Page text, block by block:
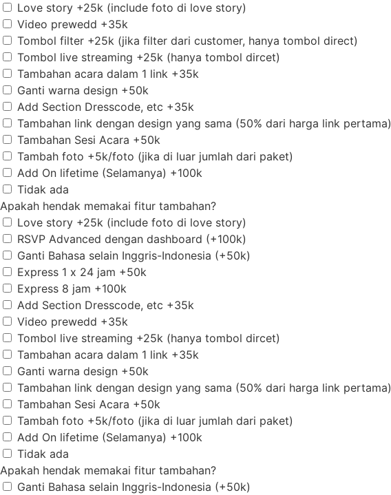
Love story +25k (include foto di love story)
Video prewedd +35k
Tombol filter +25k (jika filter dari customer, hanya tombol direct)
Tombol live streaming +25k (hanya tombol dircet)
Tambahan acara dalam 1 link +35k
Ganti warna design +50k
Add Section Dresscode, etc +35k
Tambahan link dengan design yang sama (50% dari harga link pertama)
Tambahan Sesi Acara +50k
Tambah foto +5k/foto (jika di luar jumlah dari paket)
Add On lifetime (Selamanya) +100k
Tidak ada
Apakah hendak memakai fitur tambahan?
Love story +25k (include foto di love story)
RSVP Advanced dengan dashboard (+100k)
Ganti Bahasa selain Inggris-Indonesia (+50k)
Express 1 x 24 jam +50k
Express 8 jam +100k
Add Section Dresscode, etc +35k
Video prewedd +35k
Tombol live streaming +25k (hanya tombol dircet)
Tambahan acara dalam 1 link +35k
Ganti warna design +50k
Tambahan link dengan design yang sama (50% dari harga link pertama)
Tambahan Sesi Acara +50k
Tambah foto +5k/foto (jika di luar jumlah dari paket)
Add On lifetime (Selamanya) +100k
Tidak ada
Apakah hendak memakai fitur tambahan?
Ganti Bahasa selain Inggris-Indonesia (+50k)